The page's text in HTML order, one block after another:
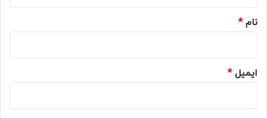
نام*
ایمیل*